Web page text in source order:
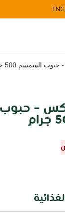
– حبوب